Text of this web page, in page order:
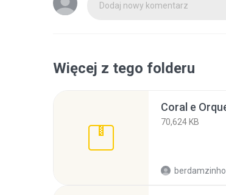
Dodaj nowy komentarz
Więcej z tego folderu
70,624 KB
berdamzinho